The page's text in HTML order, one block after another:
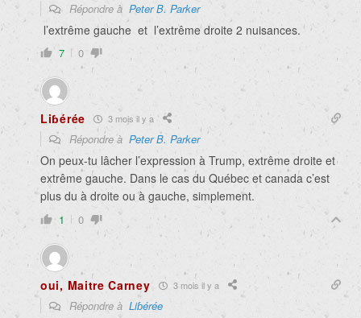
Répondre à Peter B. Parker
l’extrême gauche et l’extrême droite 2 nuisances.
7 0
Liɓérée 3 mois il y a
Répondre à Peter B. Parker
On peux-tu lâcher l’expression à Trump, extrême droite et
extrême gauche. Dans le cas du Québec et canada c’est
plus du à droite ou à gauche, simplement.
1 0
oui, Maitre Carney 3 mois il y a
Répondre à Liɓérée